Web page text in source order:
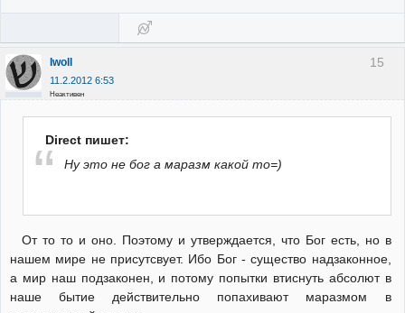
15
Iwoll
11.2.2012 6:53
Неактивен
Direct пишет:
Ну это не бог а маразм какой то=)
От то то и оно. Поэтому и утверждается, что Бог есть, но в
нашем мире не присутсвует. Ибо Бог - существо надзаконное,
а мир наш подзаконен, и потому попытки втиснуть абсолют в
наше бытие действительно попахивают маразмом в